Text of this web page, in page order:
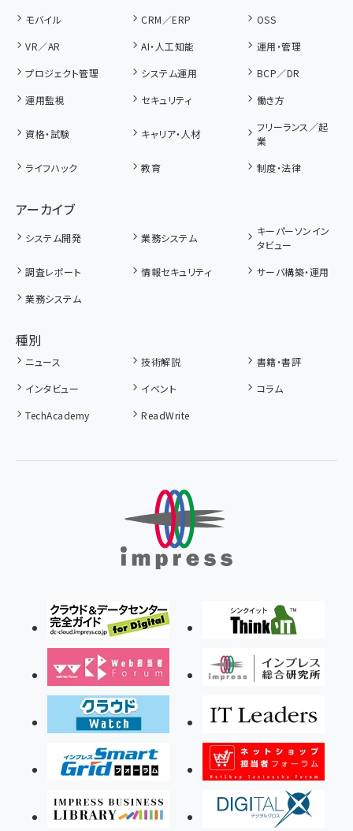
モバイル
CRM／ERP
OSS
VR／AR
AI・人工知能
運用・管理
プロジェクト管理
システム運用
BCP／DR
運用監視
セキュリティ 働き方
資格・試験 キャリア・人材
フリーランス／起
業
ライフハック
教育 制度・法律
アーカイブ
システム開発 業務システム
キーパーソンイン
タビュー
調査レポート
情報セキュリティ
サーバ構築・運用
業務システム
種別
ニュース 技術解説
書籍・書評
インタビュー
イベント
コラム
TechAcademy
ReadWrite